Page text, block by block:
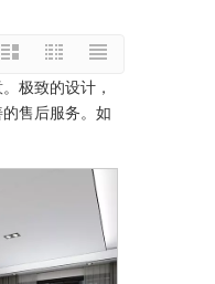
极致的设计，
售后服务。如